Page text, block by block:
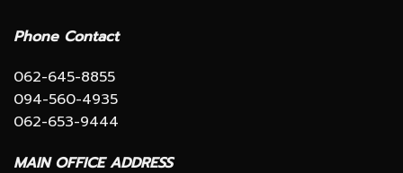
Phone Contact
062-645-8855
094-560-4935
062-653-9444
MAIN OFFICE ADDRESS